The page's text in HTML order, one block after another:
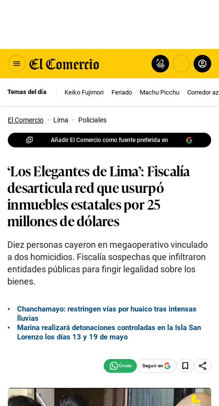
Temas del día Keiko Fujimori Feriado Machu Picchu Corredor
El Comercio · Lima · Policiales
Añadir El Comercio como fuente preferida en
‘Los Elegantes de Lima’: Fiscalía
desarticula red que usurpó
inmuebles estatales por 25
millones de dólares
Diez personas cayeron en megaoperativo vinculado
a dos homicidios. Fiscalía sospechas que infiltraron
entidades públicas para fingir legalidad sobre los
bienes.
Chanchamayo: restringen vías por huaico tras intensas
lluvias
Marina realizará detonaciones controladas en la Isla San
Lorenzo los días 13 y 19 de mayo
Seguir en